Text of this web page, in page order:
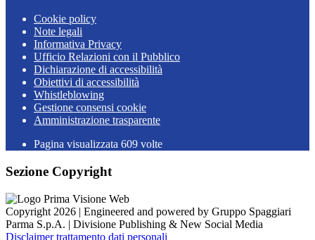
Cookie policy
Note legali
Informativa Privacy
Ufficio Relazioni con il Pubblico
Dichiarazione di accessibilità
Obiettivi di accessibilità
Whistleblowing
Gestione consensi cookie
Amministrazione trasparente
Pagina visualizzata 609 volte
Sezione Copyright
Copyright 2026 | Engineered and powered by Gruppo Spaggiari
Parma S.p.A. | Divisione Publishing & New Social Media
Disclaimer trattamento dati personali